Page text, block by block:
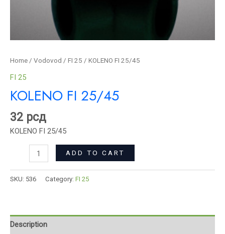
Home / Vodovod / FI 25 / KOLENO FI 25/45
FI 25
KOLENO FI 25/45
32 рсд
KOLENO FI 25/45
ADD TO CART
SKU: 536 Category: FI 25
Description